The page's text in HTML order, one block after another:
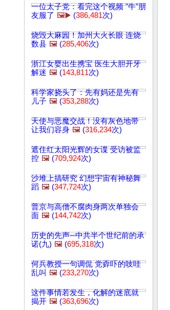
一位太子党：看完这个视频 "牛"朋
友服了 🖼️▶️ (386,481次)
烧毁大麻园！加州大火长眼 连烧
数县 🖼️ (285,406次)
浙江女婴出生携宝 医生大胆开牙
解迷 🖼️ (143,811次)
科学家挠头了：先有妈还是先有
儿子 🖼️ (353,288次)
天使与恶魔交战！没有灰色地带
让我们容身 🖼️ (316,234次)
遮住红太阳光辉的女谍 受访被监
控 🖼️ (709,924次)
沙堆上搞研究 幻想宇宙有神秘舞
蹈 🖼️ (347,724次)
普京与高僧不腐肉身两次单独会
面 🖼️ (144,742次)
历史的先声─中共半个世纪前的承
诺(九) 🖼️ (695,318次)
何兵教授一句调侃 党孬吓的吱哇
乱叫 🖼️ (233,270次)
这件事情若发生，化解的迷底就
揭开 🖼️ (363,696次)